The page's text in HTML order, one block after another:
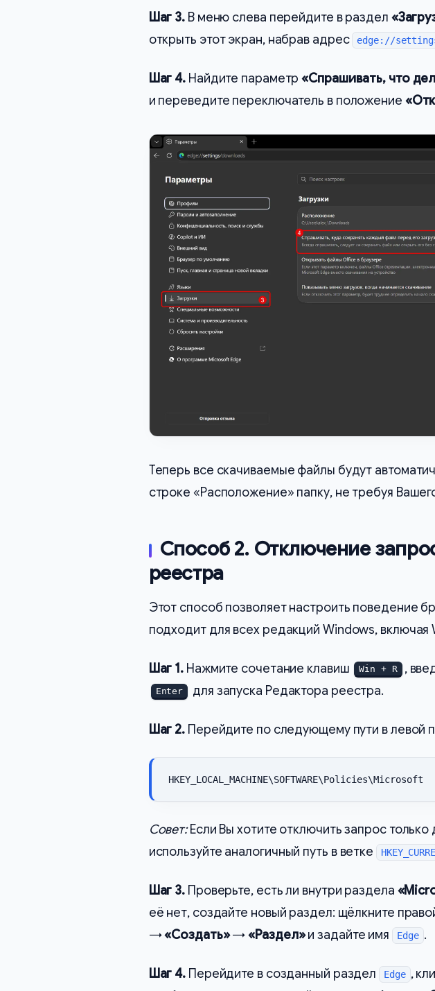
Шаг 3. В меню слева перейдите в раздел
открыть этот экран, набрав адрес edge://
Шаг 4. Найдите параметр«Спрашивать, что
и переведите переключатель в положение
Теперь все скачиваемые файлы будут
строке «Расположение» папку, не требуя
Способ 2. Отключение
реестра
Этот способ позволяет настроить поведение
подходит для всех редакций Windows,
Шаг 1. Нажмите сочетание клавиш Win + R ,
Enter для запуска Редактора реестра.
Шаг 2. Перейдите по следующему пути в левой
HKEY_LOCAL_MACHINE\SOFTWARE\Policies\Microsoft
Совет:Если Вы хотите отключить запрос только
используйте аналогичный путь в ветке
Шаг 3. Проверьте, есть ли внутри раздела
её нет, создайте новый раздел: щёлкните
→«Создать»→«Раздел»и задайте имя Edge .
Шаг 4. Перейдите в созданный раздел Edge ,